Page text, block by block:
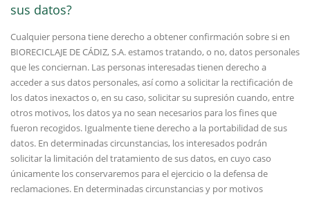
sus datos?
Cualquier persona tiene derecho a obtener confirmación sobre si en
BIORECICLAJE DE CÁDIZ, S.A. estamos tratando, o no, datos personales
que les conciernan. Las personas interesadas tienen derecho a
acceder a sus datos personales, así como a solicitar la rectificación de
los datos inexactos o, en su caso, solicitar su supresión cuando, entre
otros motivos, los datos ya no sean necesarios para los fines que
fueron recogidos. Igualmente tiene derecho a la portabilidad de sus
datos. En determinadas circunstancias, los interesados podrán
solicitar la limitación del tratamiento de sus datos, en cuyo caso
únicamente los conservaremos para el ejercicio o la defensa de
reclamaciones. En determinadas circunstancias y por motivos